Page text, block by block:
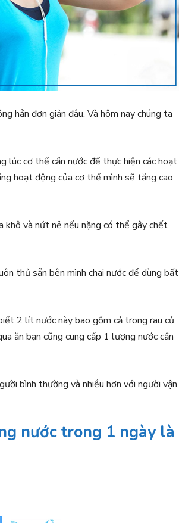
hẳn đơn giản đâu. Và hôm nay chúng ta
lúc cơ thể cần nước để thực hiện các hoạt
hoạt động của cơ thể mình sẽ tăng cao
khô và nứt nẻ nếu nặng có thể gây chết
thủ sẵn bên mình chai nước để dùng bất
2 lít nước này bao gồm cả trong rau củ
ăn bạn cũng cung cấp 1 lượng nước cần
bình thường và nhiều hơn với người vận
nước trong 1 ngày là